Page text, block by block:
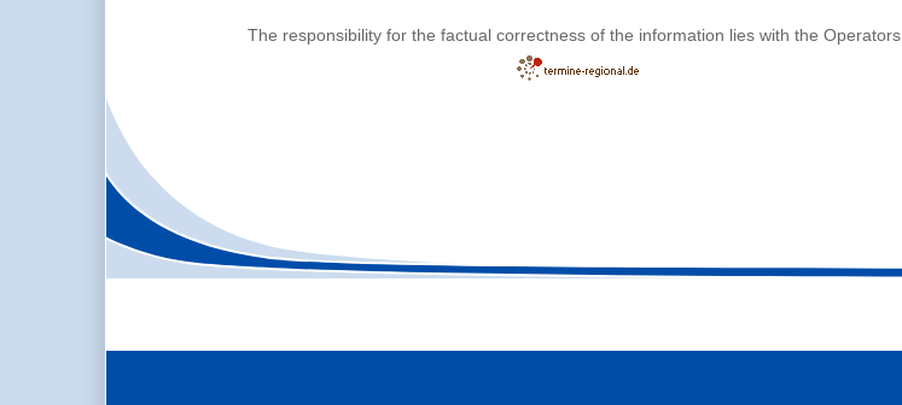
The responsibility for the factual correctness of the information lies with the Operators.